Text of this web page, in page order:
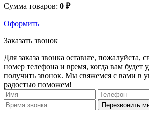
Сумма товаров: 0 ₽
Оформить
Заказать звонок
Для заказа звонка оставьте, пожалуйста,
номер телефона и время, когда вам будет
получить звонок. Мы свяжемся с вами в
радостью поможем!
Перезвонить